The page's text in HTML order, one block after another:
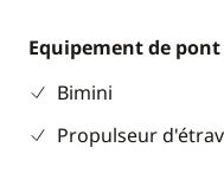
Equipement de pont
Bimini
Propulseur